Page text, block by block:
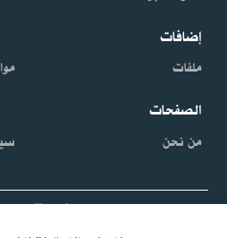
إضافات
ملفات
الصفحات
من نحن
inkyfada.com مشروع لجمعية